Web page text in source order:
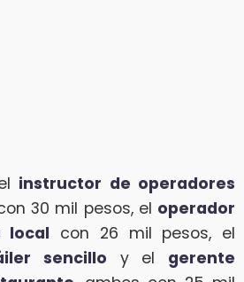
instructor de operadores
30 mil pesos, el operador
local con 26 mil pesos, el
sencillo y el gerente